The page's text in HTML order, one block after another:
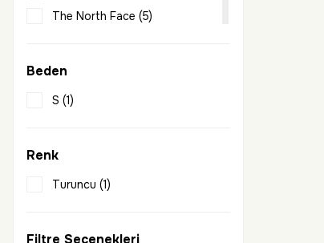
The North Face (5)
Beden
S (1)
Renk
Turuncu (1)
Filtre Seçenekleri